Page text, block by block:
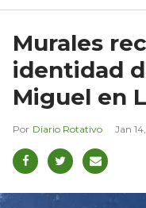
Murales
identidad
Miguel en
Diario Rotativo Jan